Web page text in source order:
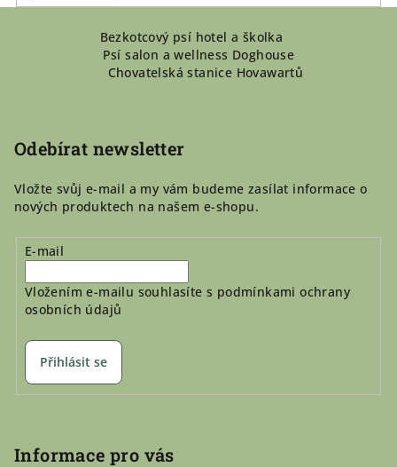
Bezkotcový psí hotel a školka
Psí salon a wellness Doghouse
Chovatelská stanice Hovawartů
Odebírat newsletter
Vložte svůj e-mail a my vám budeme zasílat informace o
nových produktech na našem e-shopu.
E-mail
Vložením e-mailu souhlasíte s podmínkami ochrany
osobních údajů
Přihlásit se
Informace pro vás